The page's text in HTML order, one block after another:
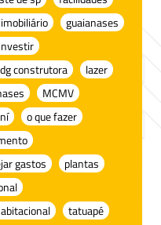
guaianases
investir
construtora
lazer
MCMV
o que fazer
gastos
plantas
tatuapé